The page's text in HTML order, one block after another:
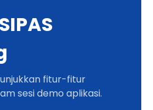
fitur-fitur
sesi demo aplikasi.